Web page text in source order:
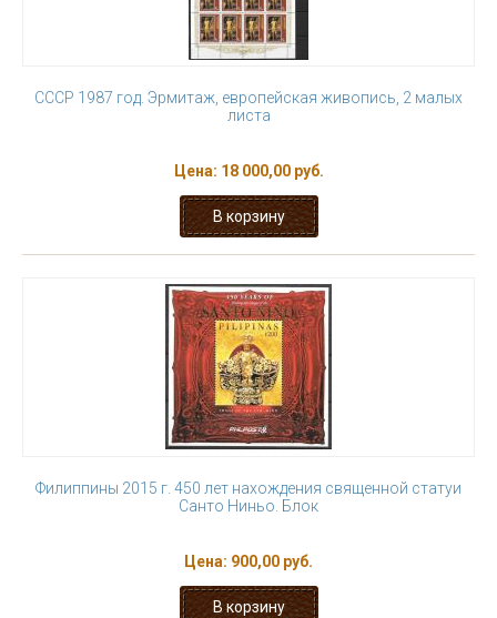
СССР 1987 год. Эрмитаж, европейская живопись, 2 малых
листа
Цена: 18 000,00 руб.
Филиппины 2015 г. 450 лет нахождения священной статуи
Санто Ниньо. Блок
Цена: 900,00 руб.